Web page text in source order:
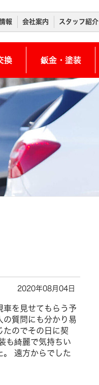
報 会社案内 スタッフ紹介
換 鈑金・塗装
2020年08月04日
車を見せてもらう予
の質問にも分かり易
たのでその日に契
も綺麗で気持ちい
。 遠方からでした